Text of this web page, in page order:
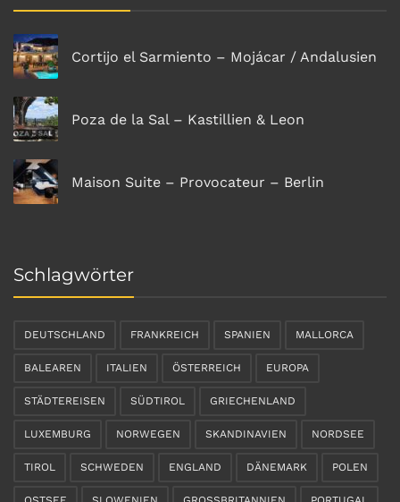
Cortijo el Sarmiento – Mojácar / Andalusien
Poza de la Sal – Kastillien & Leon
Maison Suite – Provocateur – Berlin
Schlagwörter
DEUTSCHLAND FRANKREICH SPANIEN MALLORCA
BALEAREN ITALIEN ÖSTERREICH EUROPA
STÄDTEREISEN SÜDTIROL GRIECHENLAND
LUXEMBURG NORWEGEN SKANDINAVIEN NORDSEE
TIROL SCHWEDEN ENGLAND DÄNEMARK POLEN